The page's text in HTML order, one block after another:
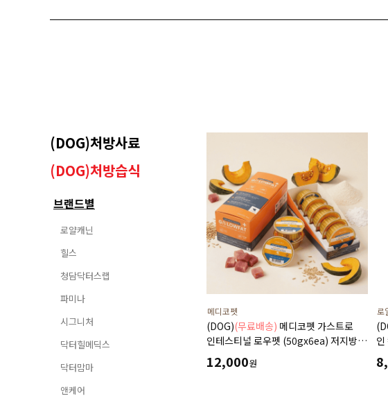
(DOG)처방사료
(DOG)처방습식
브랜드별
로얄캐닌
힐스
청담닥터스랩
파미나
시그니처
닥터힐메딕스
닥터맘마
앤케어
메디코펫
(DOG)(무료배송) 메디코펫 가스트로
인테스티널 로우펫 (50gx6ea) 저지방
저단백 췌장염 고지혈증에 도움 주는
처방 습식 캔 보조식
12,000원
로